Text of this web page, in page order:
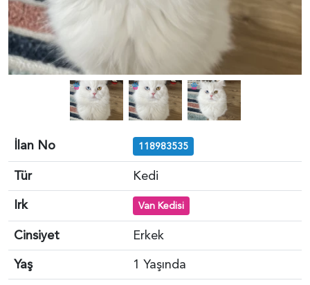
İlan No 118983535
Tür
Kedi
Irk
Van Kedisi
Cinsiyet
Erkek
Yaş
1 Yaşında